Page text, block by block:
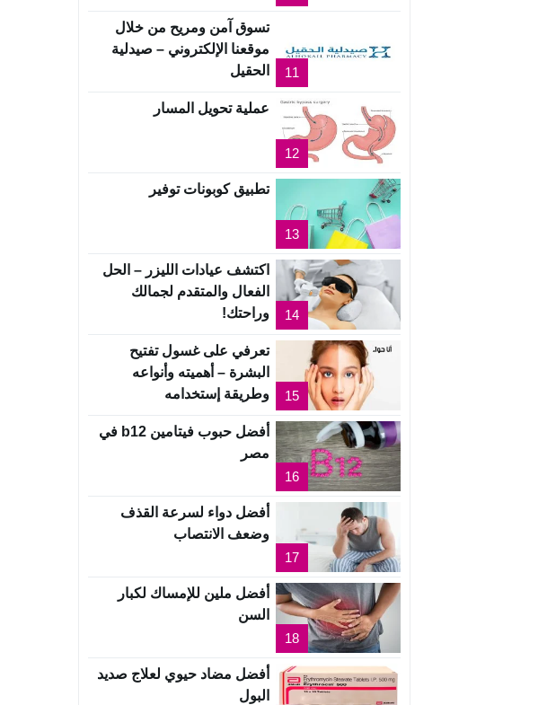
11
تسوق آمن ومريح من خلال
موقعنا الإلكتروني – صيدلية
الحقيل
12
عملية تحويل المسار
13
تطبيق كوبونات توفير
14
اكتشف عيادات الليزر – الحل
الفعال والمتقدم لجمالك
وراحتك!
15
تعرفي على غسول تفتيح
البشرة – أهميته وأنواعه
وطريقة إستخدامه
16
أفضل حبوب فيتامين b12 في
مصر
17
أفضل دواء لسرعة القذف
وضعف الانتصاب
18
أفضل ملين للإمساك لكبار
السن
أفضل مضاد حيوي لعلاج صديد
البول